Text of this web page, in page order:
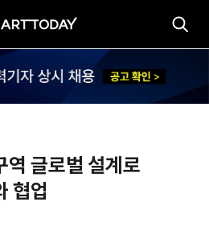
역 글로벌 설계로
협업